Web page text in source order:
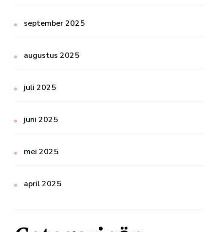
september 2025
augustus 2025
juli 2025
juni 2025
mei 2025
april 2025